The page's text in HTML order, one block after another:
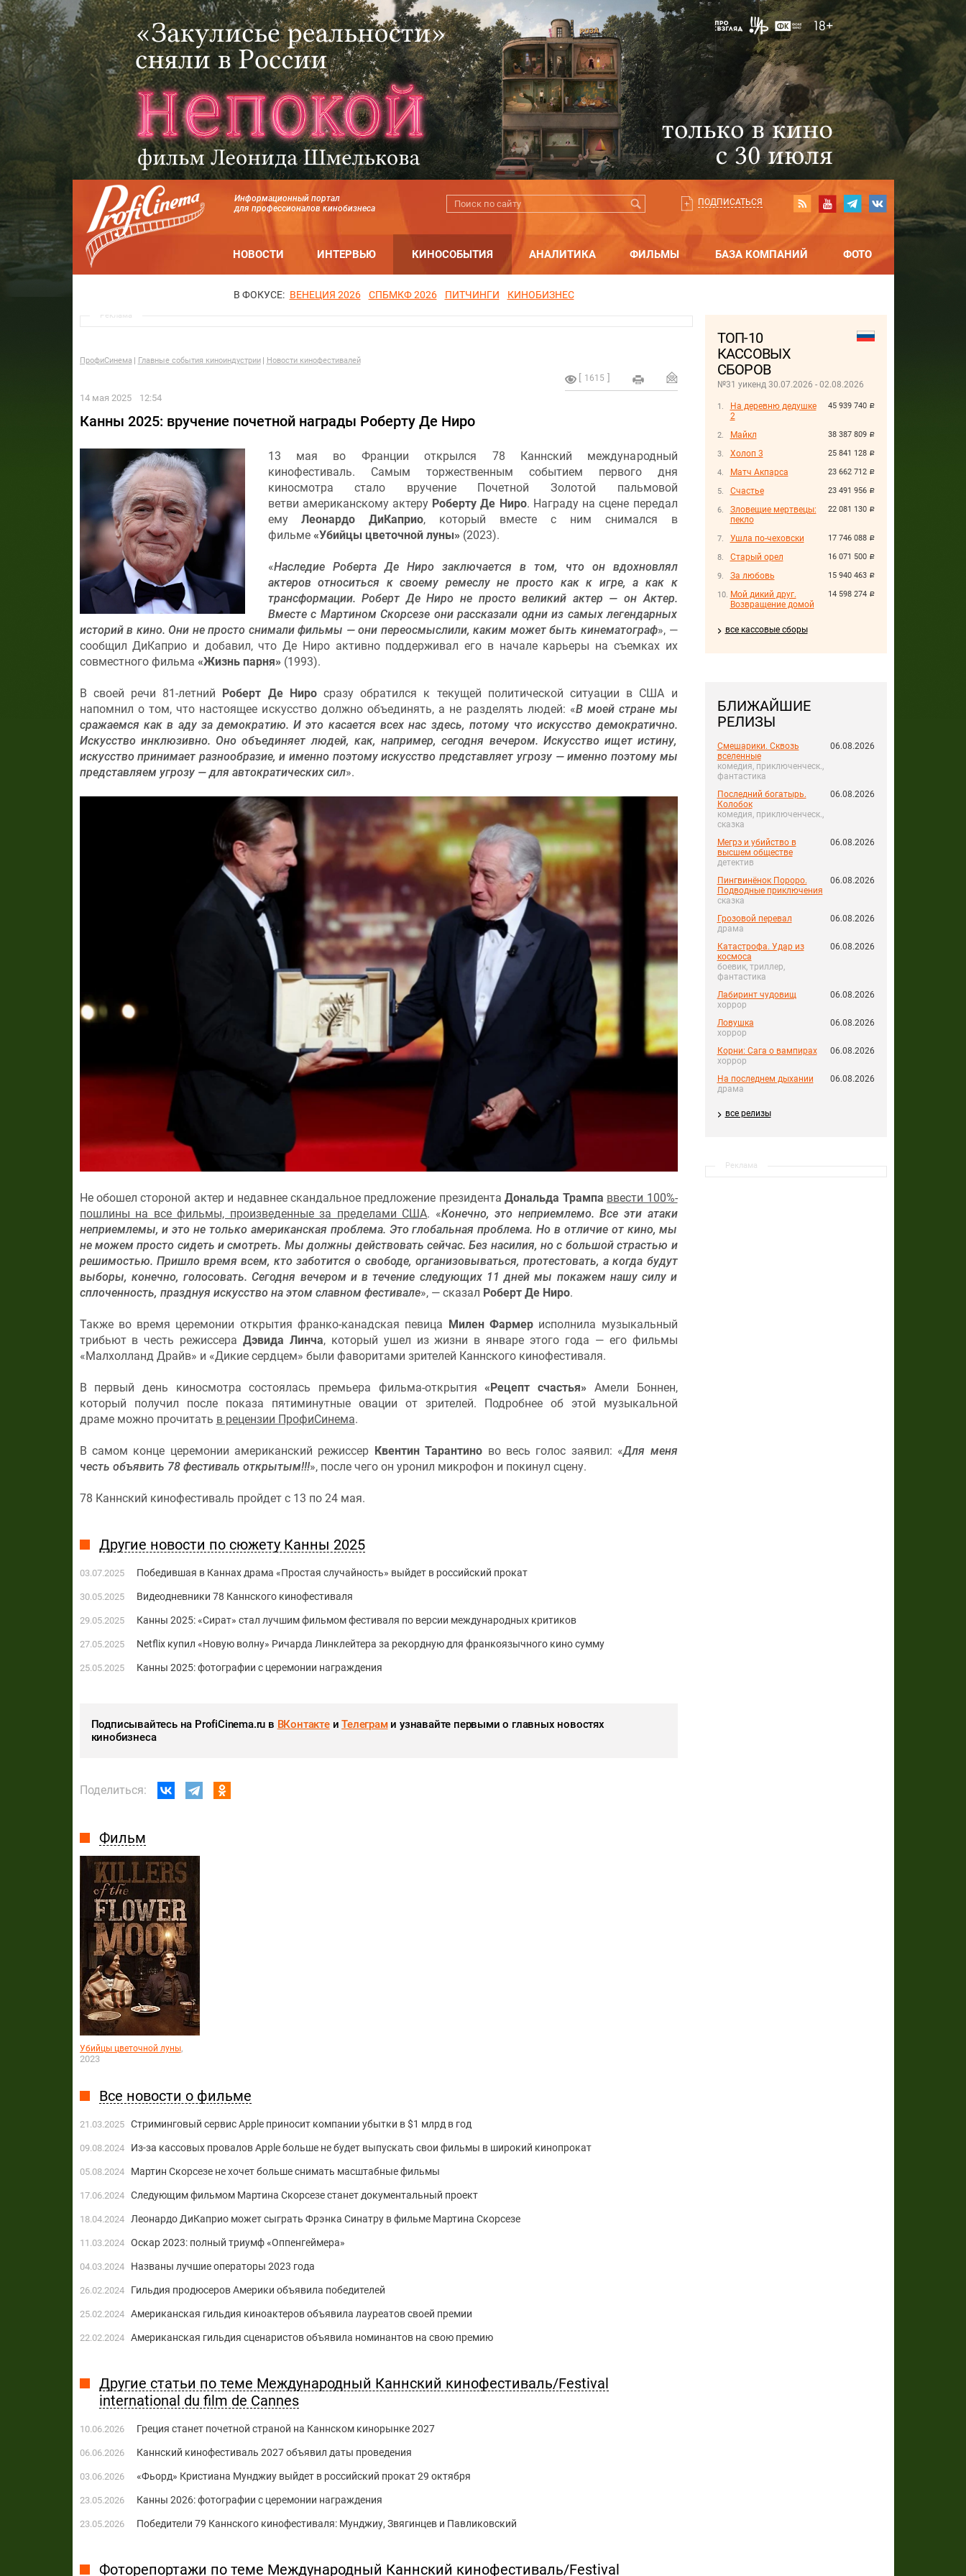
Информационный портал
для профессионалов кинобизнеса
ПОДПИСАТЬСЯ
НОВОСТИ ИНТЕРВЬЮ КИНОСОБЫТИЯ АНАЛИТИКА ФИЛЬМЫ БАЗА КОМПАНИЙ ФОТО
В ФОКУСЕ: ВЕНЕЦИЯ 2026 СПБМКФ 2026 ПИТЧИНГИ КИНОБИЗНЕС
ТОП-10
КАССОВЫХ
СБОРОВ
№31 уикенд 30.07.2026 - 02.08.2026
45 939 740 руб.
На деревню дедушке
2
38 387 809 руб.
Майкл
25 841 128 руб.
Холоп 3
23 662 712 руб.
Матч Акпарса
23 491 956 руб.
Счастье
22 081 130 руб.
Зловещие мертвецы:
пекло
17 746 088 руб.
Ушла по-чеховски
16 071 500 руб.
Старый орел
15 940 463 руб.
За любовь
14 598 274 руб.
Мой дикий друг.
Возвращение домой
все кассовые сборы
БЛИЖАЙШИЕ
РЕЛИЗЫ
Смешарики. Сквозь
вселенные
комедия, приключенческ.,
фантастика
06.08.2026
Последний богатырь.
Колобок
комедия, приключенческ.,
сказка
06.08.2026
Мегрэ и убийство в
высшем обществе
детектив
06.08.2026
Пингвинёнок Пороро.
Подводные приключения
сказка
06.08.2026
Грозовой перевал
драма
06.08.2026
Катастрофа. Удар из
космоса
боевик, триллер,
фантастика
06.08.2026
Лабиринт чудовищ
хоррор
06.08.2026
Ловушка
хоррор
06.08.2026
Корни: Сага о вампирах
хоррор
06.08.2026
На последнем дыхании
драма
06.08.2026
все релизы
Реклама
Реклама
ПрофиСинема Главные события киноиндустрии Новости кинофестивалей
1615
14 мая 2025 12:54
Канны 2025: вручение почетной награды Роберту Де Ниро
13 мая во Франции открылся 78 Каннский международный
кинофестиваль. Самым торжественным событием первого дня
киносмотра стало вручение Почетной Золотой пальмовой
ветви американскому актеру Роберту Де Ниро. Награду на сцене передал
емуЛеонардо ДиКаприо, который вместе с ним снимался в
фильме «Убийцы цветочной луны» (2023).
«Наследие Роберта Де Ниро заключается в том, что он вдохновлял
актеров относиться к своему ремеслу не просто как к игре, а как к
трансформации. Роберт Де Ниро не просто великий актер — он Актер.
Вместе с Мартином Скорсезе они рассказали одни из самых легендарных
историй в кино. Они не просто снимали фильмы — они переосмыслили, каким может быть кинематограф», —
сообщил ДиКаприо и добавил, что Де Ниро активно поддерживал его в начале карьеры на съемках их
совместного фильма «Жизнь парня» (1993).
В своей речи 81-летний Роберт Де Ниросразу обратился к текущей политической ситуации в США и
напомнил о том, что настоящее искусство должно объединять, а не разделять людей: «В моей стране мы
сражаемся как в аду за демократию. И это касается всех нас здесь, потому что искусство демократично.
Искусство инклюзивно. Оно объединяет людей, как, например, сегодня вечером. Искусство ищет истину,
искусство принимает разнообразие, и именно поэтому искусство представляет угрозу — именно поэтому мы
представляем угрозу — для автократических сил».
Не обошел стороной актер и недавнее скандальное предложение президентаДональда Трампа ввести 100%-
пошлины на все фильмы, произведенные за пределами США. «Конечно, это неприемлемо. Все эти атаки
неприемлемы, и это не только американская проблема. Это глобальная проблема. Но в отличие от кино, мы
не можем просто сидеть и смотреть. Мы должны действовать сейчас. Без насилия, но с большой страстью и
решимостью. Пришло время всем, кто заботится о свободе, организовываться, протестовать, а когда будут
выборы, конечно, голосовать. Сегодня вечером и в течение следующих 11 дней мы покажем нашу силу и
сплоченность, празднуя искусство на этом славном фестивале», — сказал Роберт Де Ниро.
Также во время церемонии открытия франко-канадская певица Милен Фармер исполнила музыкальный
трибьют в честь режиссера Дэвида Линча, который ушел из жизни в январе этого года — его фильмы
«Малхолланд Драйв» и «Дикие сердцем» были фаворитами зрителей Каннского кинофестиваля.
В первый день киносмотра состоялась премьера фильма-открытия«Рецепт счастья» Амели Боннен,
который получил после показа пятиминутные овации от зрителей. Подробнее об этой музыкальной
драме можно прочитать в рецензии ПрофиСинема.
В самом конце церемонии американский режиссер Квентин Тарантино во весь голос заявил: «Для меня
честь объявить 78 фестиваль открытым!!!», после чего он уронил микрофон и покинул сцену.
78 Каннский кинофестиваль пройдет с 13 по 24 мая.
Другие новости по сюжету Канны 2025
03.07.2025 Победившая в Каннах драма «Простая случайность» выйдет в российский прокат
30.05.2025 Видеодневники 78 Каннского кинофестиваля
29.05.2025 Канны 2025: «Сират» стал лучшим фильмом фестиваля по версии международных критиков
27.05.2025 Netflix купил «Новую волну» Ричарда Линклейтера за рекордную для франкоязычного кино сумму
25.05.2025 Канны 2025: фотографии с церемонии награждения
Подписывайтесь на ProfiCinema.ru в ВКонтактеиТелеграми узнавайте первыми о главных новостях
кинобизнеса
Поделиться:
Фильм
Убийцы цветочной луны,
2023
Все новости о фильме
21.03.2025 Стриминговый сервис Apple приносит компании убытки в $1 млрд в год
09.08.2024 Из-за кассовых провалов Apple больше не будет выпускать свои фильмы в широкий кинопрокат
05.08.2024 Мартин Скорсезе не хочет больше снимать масштабные фильмы
17.06.2024 Следующим фильмом Мартина Скорсезе станет документальный проект
18.04.2024 Леонардо ДиКаприо может сыграть Фрэнка Синатру в фильме Мартина Скорсезе
11.03.2024 Оскар 2023: полный триумф «Оппенгеймера»
04.03.2024 Названы лучшие операторы 2023 года
26.02.2024 Гильдия продюсеров Америки объявила победителей
25.02.2024 Американская гильдия киноактеров объявила лауреатов своей премии
22.02.2024 Американская гильдия сценаристов объявила номинантов на свою премию
Другие статьи по теме Международный Каннский кинофестиваль/Festival
international du film de Cannes
10.06.2026 Греция станет ​​почетной страной на Каннском кинорынке 2027
06.06.2026 Каннский кинофестиваль 2027 объявил даты проведения
03.06.2026 «Фьорд» Кристиана Мунджиу выйдет в российский прокат 29 октября
23.05.2026 Канны 2026: фотографии с церемонии награждения
23.05.2026 Победители 79 Каннского кинофестиваля: Мунджиу, Звягинцев и Павликовский
Фоторепортажи по теме Международный Каннский кинофестиваль/Festival